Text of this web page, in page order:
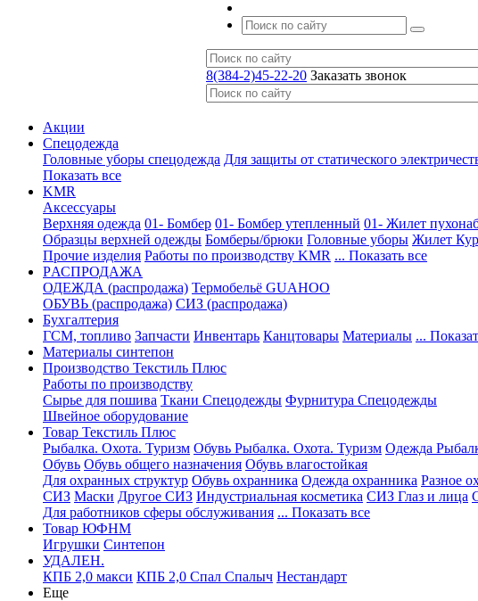
8(384-2)45-22-20 Заказать звонок
Акции
Спецодежда
Головные уборы спецодежда Для защиты от статического
Показать все
KMR
Аксессуары
Верхняя одежда 01- Бомбер 01- Бомбер утепленный 01- Жилет
Образцы верхней одежды Бомберы/брюки Головные уборы Жилет
Прочие изделия Работы по производству KMR ... Показать все
PАСПРОДАЖА
ОДЕЖДА (распродажа) Термобельё GUAHOO
ОБУВЬ (распродажа) СИЗ (распродажа)
Бухгалтерия
ГСМ, топливо Запчасти Инвентарь Канцтовары Материалы ...
Материалы синтепон
Производство Текстиль Плюс
Работы по производству
Сырье для пошива Ткани Спецодежды Фурнитура Спецодежды
Швейное оборудование
Товар Текстиль Плюс
Рыбалка. Охота. Туризм Обувь Рыбалка. Охота. Туризм Одежда
Обувь Обувь общего назначения Обувь влагостойкая
Для охранных структур Обувь охранника Одежда охранника Разное
СИЗ Маски Другое СИЗ Индустриальная косметика СИЗ Глаз и лица
Для работников сферы обслуживания ... Показать все
Товар ЮФНМ
Игрушки Синтепон
УДАЛЕН.
КПБ 2,0 макси КПБ 2,0 Спал Спалыч Нестандарт
Еще